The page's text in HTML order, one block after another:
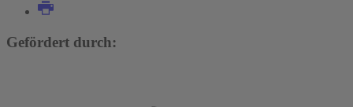
Gefördert durch: